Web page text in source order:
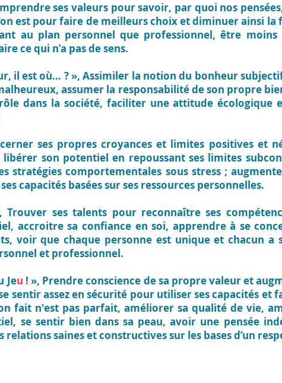
ses valeurs pour savoir, par quoi nos
est pour faire de meilleurs choix et diminuer ainsi
au plan personnel que professionnel, être
ce qui n’a pas de sens.
il est où… ? », Assimiler la notion du bonheur
assumer la responsabilité de son propre
dans la société, faciliter une attitude écologique
ses propres croyances et limites positives et
son potentiel en repoussant ses limites
stratégies comportementales sous stress ;
capacités basées sur ses ressources personnelles.
Trouver ses talents pour reconnaître ses
accroitre sa confiance en soi, apprendre à se
voir que chaque personne est unique et chacun a
et professionnel.
Jeu ! », Prendre conscience de sa propre valeur et
sentir assez en sécurité pour utiliser ses capacités et
fait n'est pas parfait, améliorer sa qualité de vie,
se sentir bien dans sa peau, avoir une pensée
saines et constructives sur les bases d’un